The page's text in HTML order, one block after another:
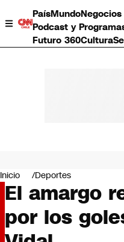
PaísMundoNegocios
Podcast y
Futuro 360Cultura
Negocios
Deportes
Programas completos
Cultura
Servicios
Inicio Deportes
El amargo
por los